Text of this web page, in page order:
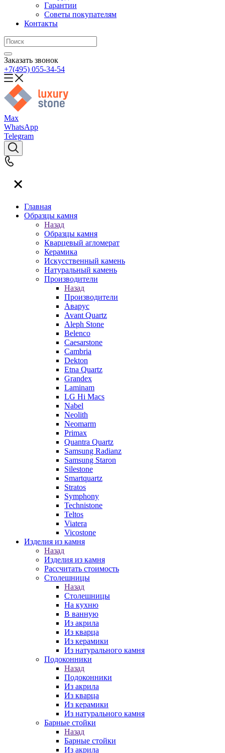
Гарантии
Советы покупателям
Контакты
Заказать звонок
+7(495) 055-34-54
Max
WhatsApp
Telegram
Главная
Образцы камня
Назад
Образцы камня
Кварцевый агломерат
Керамика
Искусственный камень
Натуральный камень
Производители
Назад
Производители
Аварус
Avant Quartz
Aleph Stone
Belenco
Caesarstone
Cambria
Dekton
Etna Quartz
Grandex
Laminam
LG Hi Macs
Nabel
Neolith
Neomarm
Primax
Quantra Quartz
Samsung Radianz
Samsung Staron
Silestone
Smartquartz
Stratos
Symphony
Technistone
Teltos
Viatera
Vicostone
Изделия из камня
Назад
Изделия из камня
Рассчитать стоимость
Столешницы
Назад
Столешницы
На кухню
В ванную
Из акрила
Из кварца
Из керамики
Из натурального камня
Подоконники
Назад
Подоконники
Из акрила
Из кварца
Из керамики
Из натурального камня
Барные стойки
Назад
Барные стойки
Из акрила